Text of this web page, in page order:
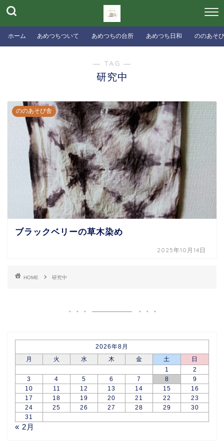
ホーム あめつちついて あめつちの台所 あめつち日和 ののあそ
― TAG ―
研究中
ののあそび舎
ブラックベリーの草木染め
2025年10月14日
HOME 研究中
2026年8月
月
火 水 木 金 土
日
1
2
3
4 5 6 7 8
9
10
11 12 13 14 15
16
17
18 19 20 21 22
23
24
25 26 27 28 29
30
31
« 2月